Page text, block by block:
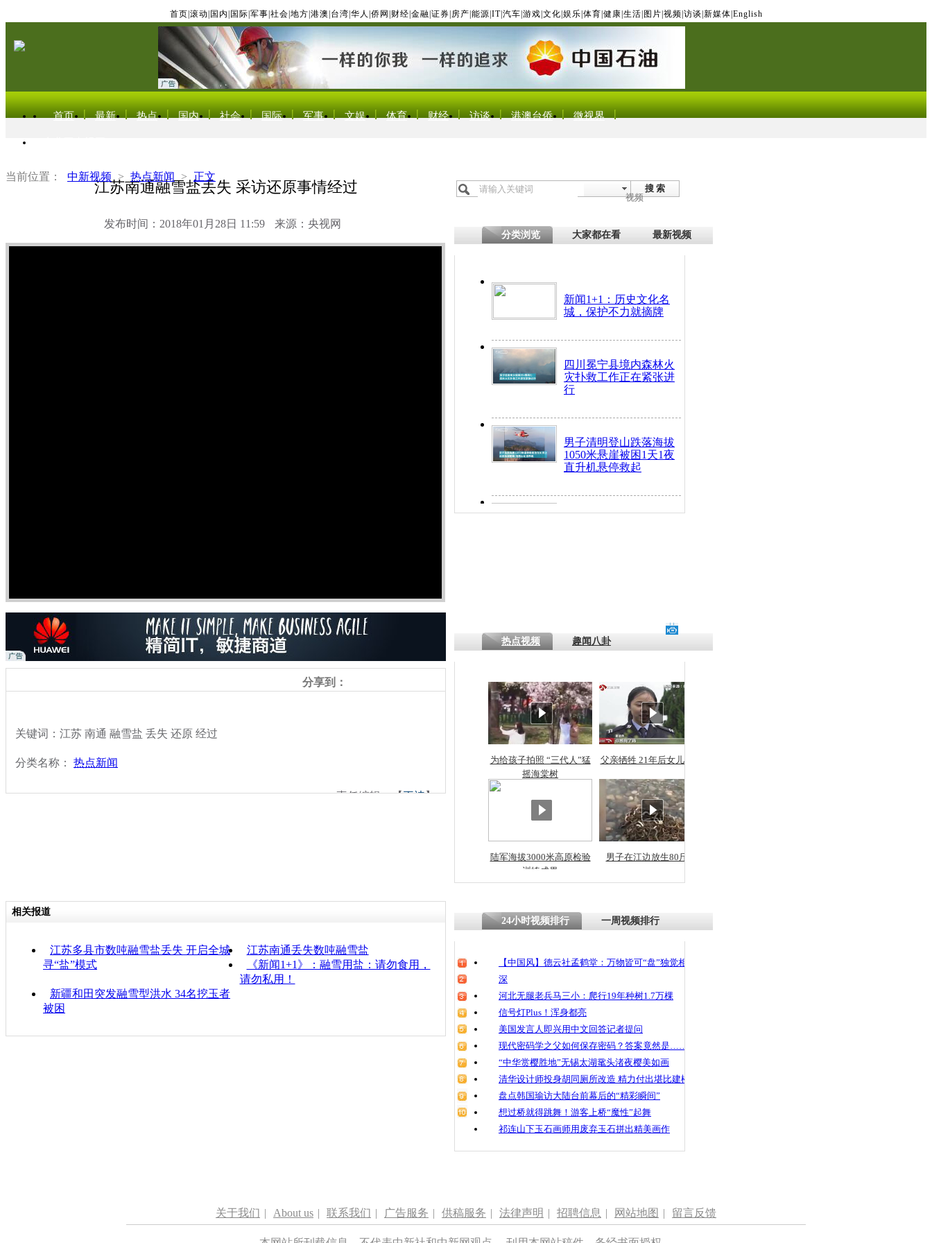
首页 滚动 国内 国际 军事 社会 地方 港澳 台湾 华人 侨网 财经 金融 证券 房产 能源 IT| 汽车 游戏 文化 娱乐 体育 健康 生活 图片 视频 访谈 新媒体 English
首页 最新 热点 国内 社会 国际 军事 文娱 体育 财经 访谈 港澳台侨 微视界
当前位置： 中新视频 > 热点新闻 > 正文
江苏南通融雪盐丢失 采访还原事情经过
发布时间：2018年01月28日 11:59 来源：央视网
搜 索
视频
分类浏览 大家都在看 最新视频
新闻1+1：历史文化名
城，保护不力就摘牌
四川冕宁县境内森林火
灾扑救工作正在紧张进
行
男子清明登山跌落海拔
1050米悬崖被困1天1夜
直升机悬停救起
探访传承四千年传统习
俗：近万民众为娥皇女
英省亲送行
小伙骑车逆行被查情绪
崩溃 网上回答崩溃原
四川兴文苗乡上万人欢
魂
江苏南通融雪盐丢失
采访还原事情经过
分享到：
关键词：江苏 南通 融雪盐 丢失 还原 经过
分类名称： 热点新闻
责任编辑：【王祎】
热点视频 趣闻八卦
为给孩子拍照 “三代人”猛
摇海棠树
父亲牺牲 21年后女儿从警
陆军海拔3000米高原检验
训练成果
男子在江边放生80斤蛇
相关报道
江苏多县市数吨融雪盐丢失 开启全城
寻“盐”模式
江苏南通丢失数吨融雪盐
《新闻1+1》：融雪用盐：请勿食用，
请勿私用！
新疆和田突发融雪型洪水 34名挖玉者
被困
24小时视频排行 一周视频排行
【中国风】德云社孟鹤堂：万物皆可“盘”独觉相声
深
河北无腿老兵马三小：爬行19年种树1.7万棵
信号灯Plus！浑身都亮
美国发言人即兴用中文回答记者提问
现代密码学之父如何保存密码？答案竟然是……
“中华赏樱胜地”无锡太湖鼋头渚夜樱美如画
清华设计师投身胡同厕所改造 精力付出堪比建楼
盘点韩国瑜访大陆台前幕后的“精彩瞬间”
想过桥就得跳舞！游客上桥“魔性”起舞
祁连山下玉石画师用废弃玉石拼出精美画作
关于我们 | About us | 联系我们 | 广告服务 | 供稿服务 | 法律声明 | 招聘信息 | 网站地图 | 留言反馈